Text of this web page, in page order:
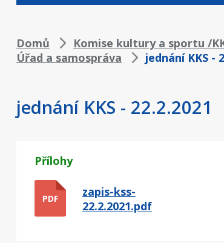
Drobečková
navigace
Domů Komise kultury a sportu /
Úřad a samospráva
jednání KKS -
jednání KKS - 22.2.2021
Přílohy
PDF
zapis-kss-
22.2.2021.pdf